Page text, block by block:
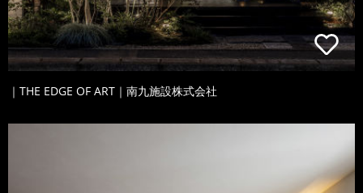
｜THE EDGE OF ART｜南九施設株式会社